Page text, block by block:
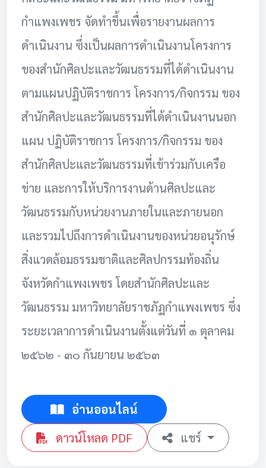
กำแพงเพชร จัดทำขึ้นเพื่อรายงานผลการ
ดำเนินงาน ซึ่งเป็นผลการดำเนินงานโครงการ
ของสำนักศิลปะและวัฒนธรรมที่ได้ดำเนินงาน
ตามแผนปฏิบัติราชการ โครงการ/กิจกรรม ของ
สำนักศิลปะและวัฒนธรรมที่ได้ดำเนินงานนอก
แผน ปฏิบัติราชการ โครงการ/กิจกรรม ของ
สำนักศิลปะและวัฒนธรรมที่เข้าร่วมกับเครือ
ข่าย และการให้บริการงานด้านศิลปะและ
วัฒนธรรมกับหน่วยงานภายในและภายนอก
และรวมไปถึงการดำเนินงานของหน่วยอนุรักษ์
สิ่งแวดล้อมธรรมชาติและศิลปกรรมท้องถิ่น
จังหวัดกำแพงเพชร โดยสำนักศิลปะและ
วัฒนธรรม มหาวิทยาลัยราชภัฏกำแพงเพชร ซึ่ง
ระยะเวลาการดำเนินงานตั้งแต่วันที่ ๑ ตุลาคม
๒๕๖๒ - ๓๐ กันยายน ๒๕๖๓
อ่านออนไลน์
ดาวน์โหลด PDF
แชร์